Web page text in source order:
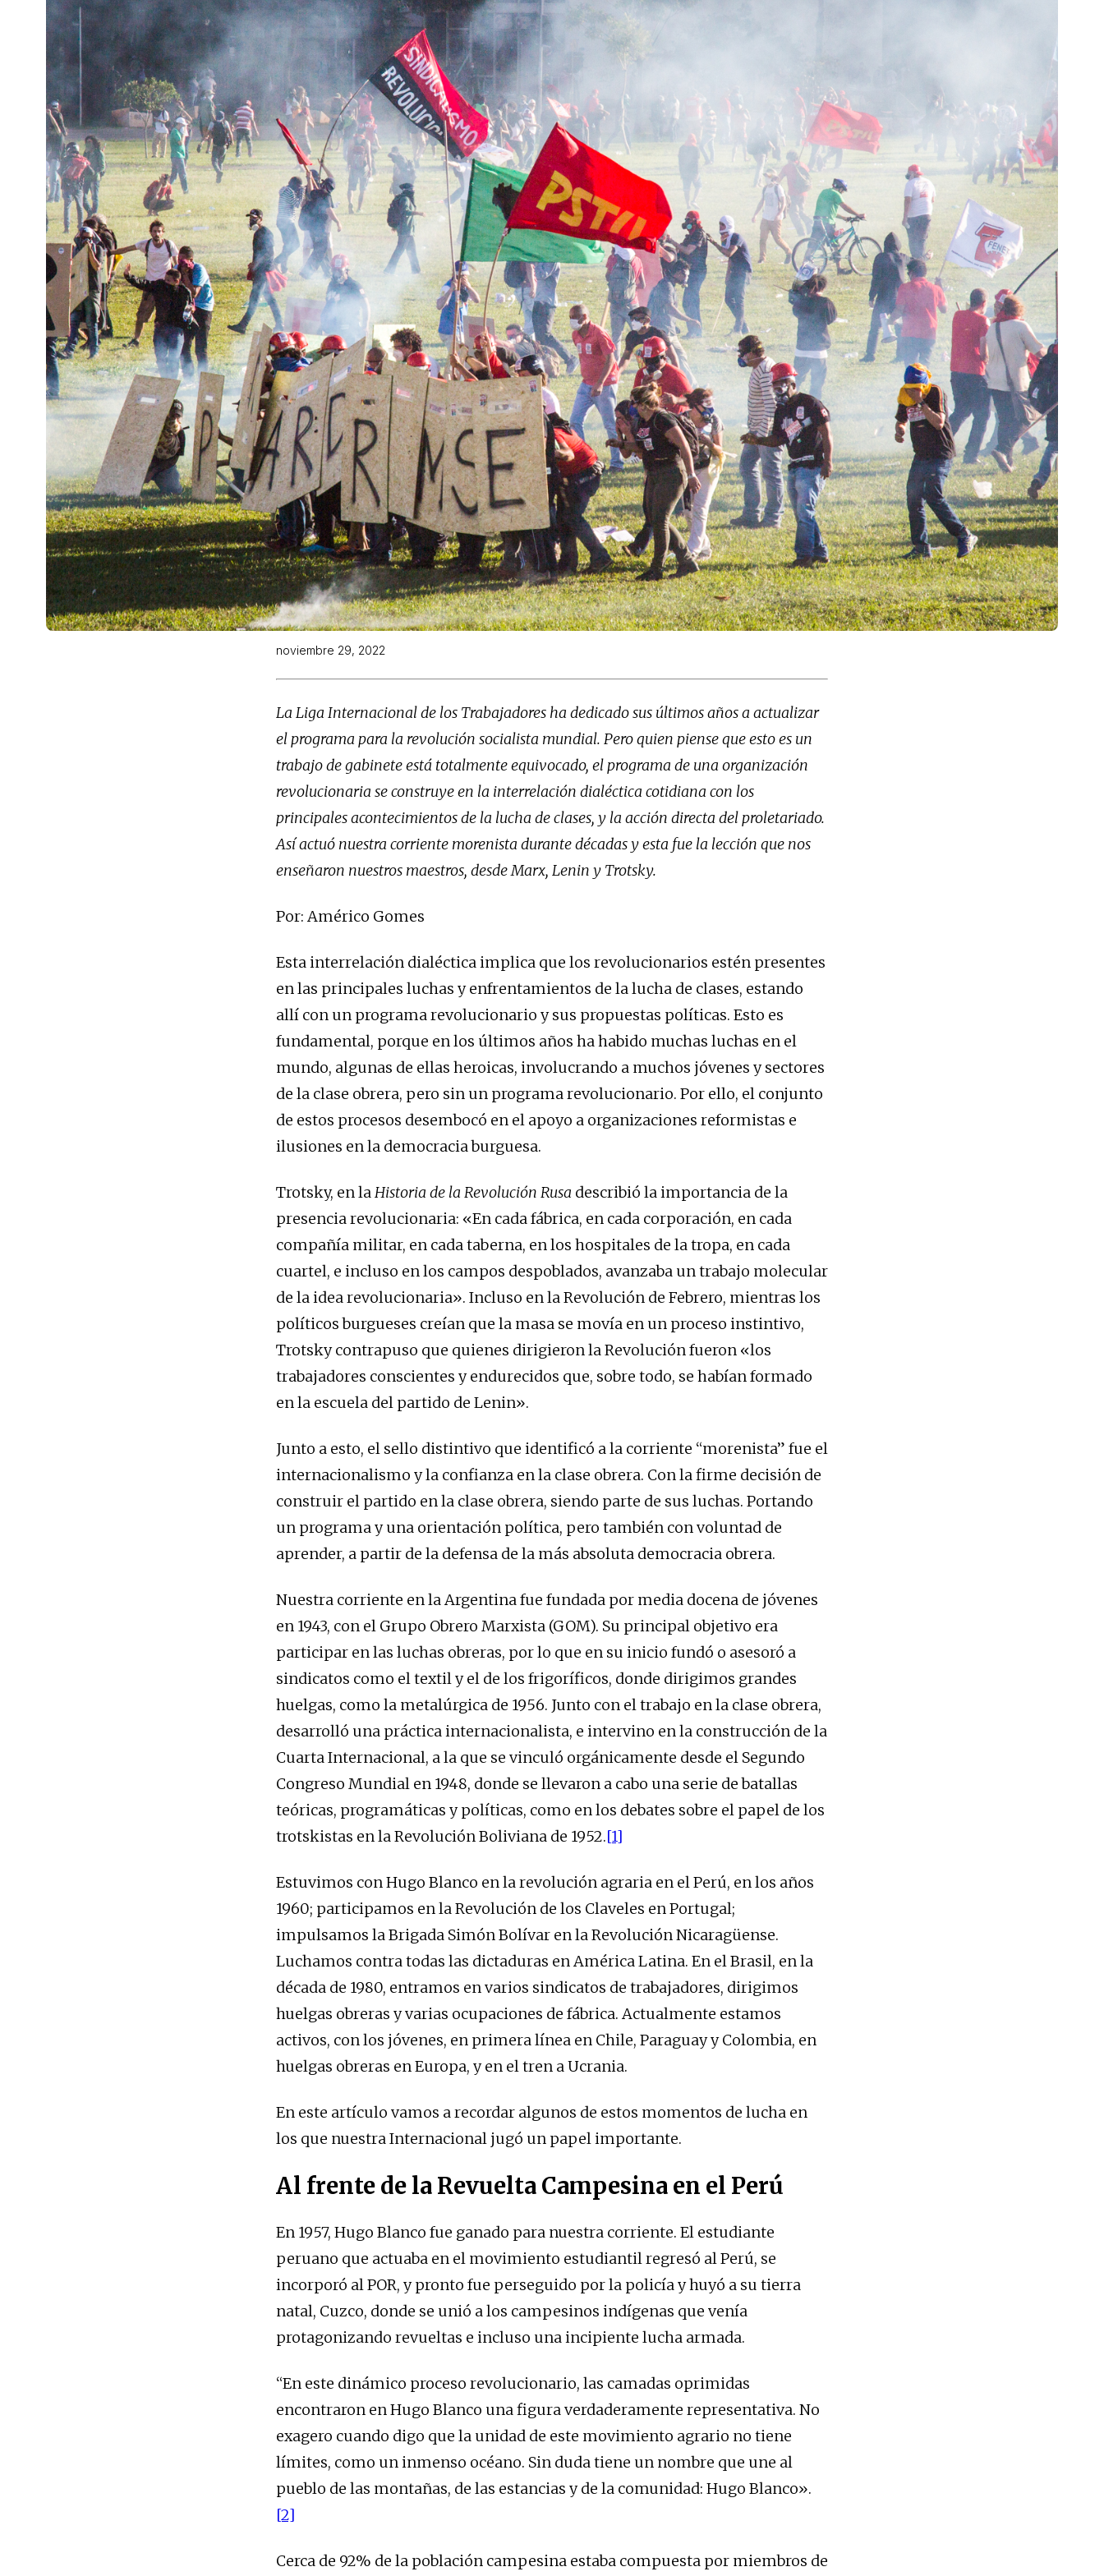
noviembre 29, 2022
La Liga Internacional de los Trabajadores ha dedicado sus últimos años a actualizar
el programa para la revolución socialista mundial. Pero quien piense que esto es un
trabajo de gabinete está totalmente equivocado, el programa de una organización
revolucionaria se construye en la interrelación dialéctica cotidiana con los
principales acontecimientos de la lucha de clases, y la acción directa del proletariado.
Así actuó nuestra corriente morenista durante décadas y esta fue la lección que nos
enseñaron nuestros maestros, desde Marx, Lenin y Trotsky.
Por: Américo Gomes
Esta interrelación dialéctica implica que los revolucionarios estén presentes
en las principales luchas y enfrentamientos de la lucha de clases, estando
allí con un programa revolucionario y sus propuestas políticas. Esto es
fundamental, porque en los últimos años ha habido muchas luchas en el
mundo, algunas de ellas heroicas, involucrando a muchos jóvenes y sectores
de la clase obrera, pero sin un programa revolucionario. Por ello, el conjunto
de estos procesos desembocó en el apoyo a organizaciones reformistas e
ilusiones en la democracia burguesa.
Trotsky, en laHistoria de la Revolución Rusa describió la importancia de la
presencia revolucionaria: «En cada fábrica, en cada corporación, en cada
compañía militar, en cada taberna, en los hospitales de la tropa, en cada
cuartel, e incluso en los campos despoblados, avanzaba un trabajo molecular
de la idea revolucionaria». Incluso en la Revolución de Febrero, mientras los
políticos burgueses creían que la masa se movía en un proceso instintivo,
Trotsky contrapuso que quienes dirigieron la Revolución fueron «los
trabajadores conscientes y endurecidos que, sobre todo, se habían formado
en la escuela del partido de Lenin».
Junto a esto, el sello distintivo que identificó a la corriente “morenista” fue el
internacionalismo y la confianza en la clase obrera. Con la firme decisión de
construir el partido en la clase obrera, siendo parte de sus luchas. Portando
un programa y una orientación política, pero también con voluntad de
aprender, a partir de la defensa de la más absoluta democracia obrera.
Nuestra corriente en la Argentina fue fundada por media docena de jóvenes
en 1943, con el Grupo Obrero Marxista (GOM). Su principal objetivo era
participar en las luchas obreras, por lo que en su inicio fundó o asesoró a
sindicatos como el textil y el de los frigoríficos, donde dirigimos grandes
huelgas, como la metalúrgica de 1956. Junto con el trabajo en la clase obrera,
desarrolló una práctica internacionalista, e intervino en la construcción de la
Cuarta Internacional, a la que se vinculó orgánicamente desde el Segundo
Congreso Mundial en 1948, donde se llevaron a cabo una serie de batallas
teóricas, programáticas y políticas, como en los debates sobre el papel de los
trotskistas en la Revolución Boliviana de 1952.[1]
Estuvimos con Hugo Blanco en la revolución agraria en el Perú, en los años
1960; participamos en la Revolución de los Claveles en Portugal;
impulsamos la Brigada Simón Bolívar en la Revolución Nicaragüense.
Luchamos contra todas las dictaduras en América Latina. En el Brasil, en la
década de 1980, entramos en varios sindicatos de trabajadores, dirigimos
huelgas obreras y varias ocupaciones de fábrica. Actualmente estamos
activos, con los jóvenes, en primera línea en Chile, Paraguay y Colombia, en
huelgas obreras en Europa, y en el tren a Ucrania.
En este artículo vamos a recordar algunos de estos momentos de lucha en
los que nuestra Internacional jugó un papel importante.
Al frente de la Revuelta Campesina en el Perú
En 1957, Hugo Blanco fue ganado para nuestra corriente. El estudiante
peruano que actuaba en el movimiento estudiantil regresó al Perú, se
incorporó al POR, y pronto fue perseguido por la policía y huyó a su tierra
natal, Cuzco, donde se unió a los campesinos indígenas que venía
protagonizando revueltas e incluso una incipiente lucha armada.
“En este dinámico proceso revolucionario, las camadas oprimidas
encontraron en Hugo Blanco una figura verdaderamente representativa. No
exagero cuando digo que la unidad de este movimiento agrario no tiene
límites, como un inmenso océano. Sin duda tiene un nombre que une al
pueblo de las montañas, de las estancias y de la comunidad: Hugo Blanco».
[2]
Cerca de 92% de la población campesina estaba compuesta por miembros de